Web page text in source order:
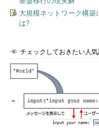
大規模ネットワーク構築
は?
チェックしておきたい人